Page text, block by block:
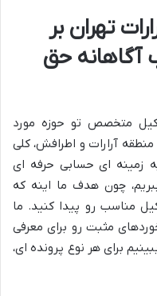
تهران بر
حق
متخصص تو حوزه مورد
آرارات و اطرافش، کلی
زمینه ای حسابی حرفه ای
چون هدف ما اینه که
مناسب رو پیدا کنید. ما
مثبت رو برای معرفی
برای هر نوع پرونده ای،